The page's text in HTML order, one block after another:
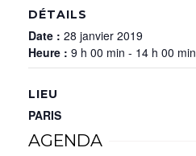
DÉTAILS
Date : 28 janvier 2019
Heure : 9 h 00 min - 14 h 00 min
LIEU
PARIS
AGENDA